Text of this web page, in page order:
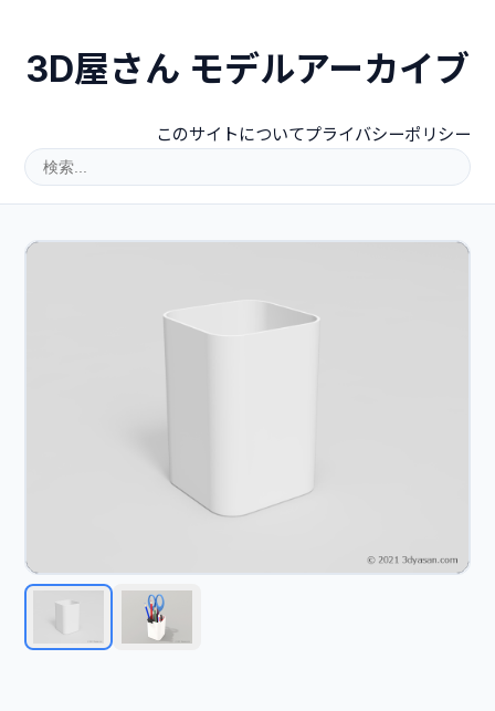
3D屋さん モデルアーカイブ
このサイトについてプライバシーポリシー